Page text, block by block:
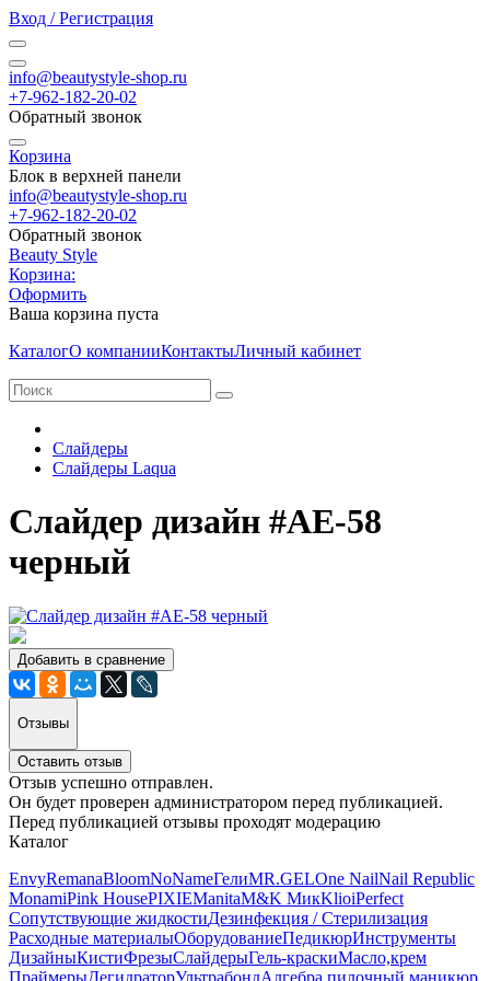
Вход / Регистрация
info@beautystyle-shop.ru
+7-962-182-20-02
Обратный звонок
Корзина
Блок в верхней панели
info@beautystyle-shop.ru
+7-962-182-20-02
Обратный звонок
Beauty Style
Корзина:
Оформить
Ваша корзина пуста
КаталогО компанииКонтактыЛичный кабинет
Слайдеры
Слайдеры Laqua
Слайдер дизайн #АЕ-58
черный
Добавить в сравнение
Отзывы
Оставить отзыв
Отзыв успешно отправлен.
Он будет проверен администратором перед публикацией.
Перед публикацией отзывы проходят модерацию
Каталог
EnvyRemanaBloomNoNameГелиMR.GELOne NailNail Republic
MonamiPink HousePIXIEManitaM&K МикKlioiPerfect
Сопутствующие жидкостиДезинфекция / Стерилизация
Расходные материалыОборудованиеПедикюрИнструменты
ДизайныКистиФрезыСлайдерыГель-краскиМасло,крем
ПраймерыДегидраторУльтрабондАлгебра пилочный маникюр